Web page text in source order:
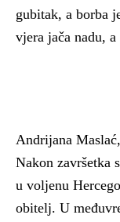
gubitak, a borba
vjera jača nadu,
Andrijana
Nakon završetka
u voljenu
obitelj. U